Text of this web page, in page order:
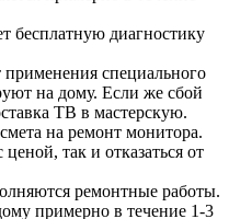
бесплатную диагностику
специального
на дому. Если же сбой
ТВ в мастерскую.
на ремонт монитора.
ценой, так и отказаться от
ремонтные работы.
примерно в течение 1-3